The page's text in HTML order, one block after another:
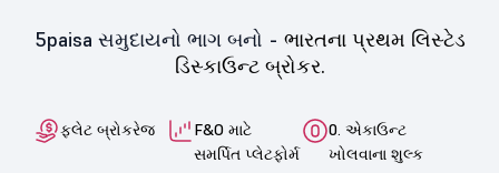
5paisa સમુદાયનો ભાગ બનો - ભારતના પ્રથમ લિસ્ટેડ
ડિસ્કાઉન્ટ બ્રોકર.
ફ્લેટ બ્રોકરેજ
F&O માટે
સમર્પિત પ્લેટફોર્મ
0. એકાઉન્ટ
ખોલવાના શુલ્ક